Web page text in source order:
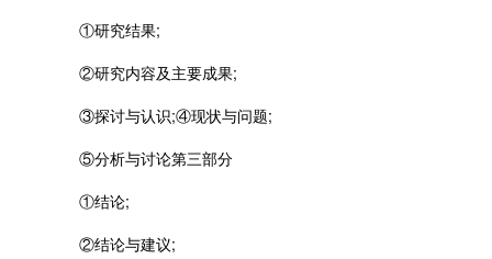
①研究结果;
②研究内容及主要成果;
③探讨与认识;④现状与问题;
⑤分析与讨论第三部分
①结论;
②结论与建议;